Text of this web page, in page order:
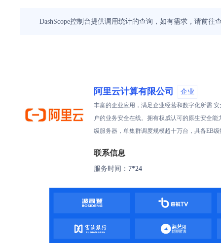
DashScope控制台提供调用统计的查询，如有需求，请前往
阿里云计算有限公司 企业
丰富的企业应用，满足企业经营和数字化所需
户的业务安全在线。拥有权威认可的原生安全
级服务器，单集群调度规模超十万台，具备EB
联系信息
服务时间： 7*24